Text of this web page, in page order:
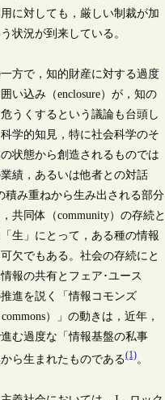
に対しても，厳しい制裁が加
状況が到来している。
方で，知的財産に対する過度
い込み（enclosure）が，知の
危うくするという議論も台頭し
学的知見，特に社会科学のそ
状態から創造されるものでは
績，あるいは他者との対話
積み重ねから生み出される部分
共同体（community）の存続と
生」にとって，ある種の情報
欠でもある。社会の存続にと
報の共有とフェア･ユース
推進を説く「情報コモンズ
commons）」の動きは，近年，
む過度な「情報基盤の私事
ら生まれたものである(1)。